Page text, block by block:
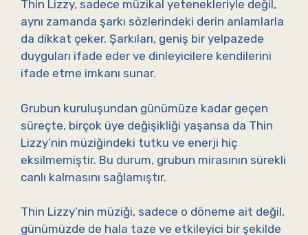
Thin Lizzy, sadece müzikal yetenekleriyle değil,
aynı zamanda şarkı sözlerindeki derin anlamlarla
da dikkat çeker. Şarkıları, geniş bir yelpazede
duyguları ifade eder ve dinleyicilere kendilerini
ifade etme imkanı sunar.
Grubun kuruluşundan günümüze kadar geçen
süreçte, birçok üye değişikliği yaşansa da Thin
Lizzy’nin müziğindeki tutku ve enerji hiç
eksilmemiştir. Bu durum, grubun mirasının sürekli
canlı kalmasını sağlamıştır.
Thin Lizzy’nin müziği, sadece o döneme ait değil,
günümüzde de hala taze ve etkileyici bir şekilde